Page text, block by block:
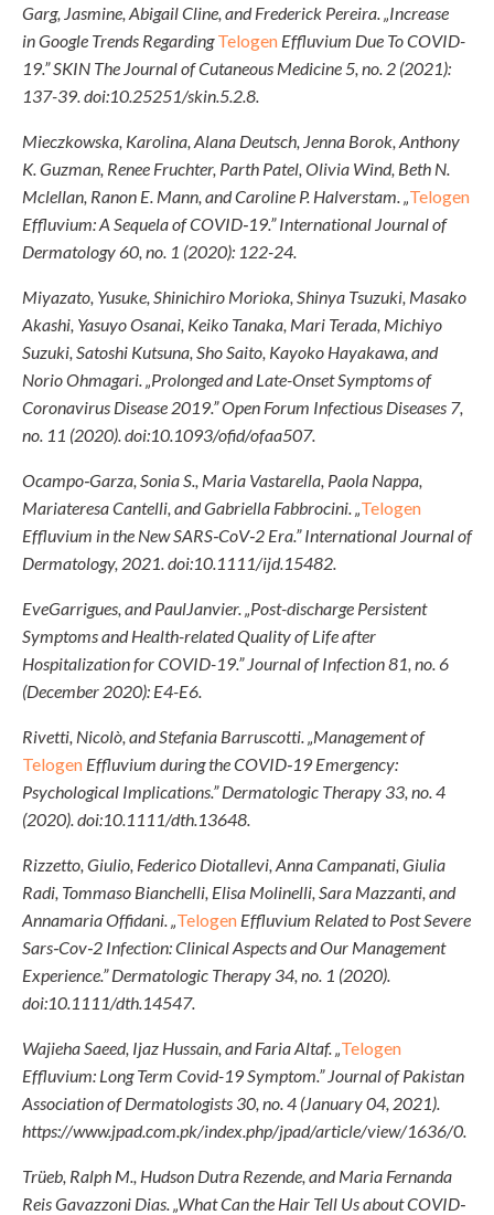
Garg, Jasmine, Abigail Cline, and Frederick Pereira. „Increase
in Google Trends RegardingTelogen Effluvium Due To COVID-
19.” SKIN The Journal of Cutaneous Medicine 5, no. 2 (2021):
137-39. doi:10.25251/skin.5.2.8.
Mieczkowska, Karolina, Alana Deutsch, Jenna Borok, Anthony
K. Guzman, Renee Fruchter, Parth Patel, Olivia Wind, Beth N.
Mclellan, Ranon E. Mann, and Caroline P. Halverstam. „ Telogen
Effluvium: A Sequela of COVID‐19.” International Journal of
Dermatology 60, no. 1 (2020): 122-24.
Miyazato, Yusuke, Shinichiro Morioka, Shinya Tsuzuki, Masako
Akashi, Yasuyo Osanai, Keiko Tanaka, Mari Terada, Michiyo
Suzuki, Satoshi Kutsuna, Sho Saito, Kayoko Hayakawa, and
Norio Ohmagari. „Prolonged and Late-Onset Symptoms of
Coronavirus Disease 2019.” Open Forum Infectious Diseases 7,
no. 11 (2020). doi:10.1093/ofid/ofaa507.
Ocampo‐Garza, Sonia S., Maria Vastarella, Paola Nappa,
Mariateresa Cantelli, and Gabriella Fabbrocini. „ Telogen
Effluvium in the New SARS‐CoV‐2 Era.” International Journal of
Dermatology, 2021. doi:10.1111/ijd.15482.
EveGarrigues, and PaulJanvier. „Post-discharge Persistent
Symptoms and Health-related Quality of Life after
Hospitalization for COVID-19.” Journal of Infection 81, no. 6
(December 2020): E4-E6.
Rivetti, Nicolò, and Stefania Barruscotti. „Management of
Telogen Effluvium during the COVID‐19 Emergency:
Psychological Implications.” Dermatologic Therapy 33, no. 4
(2020). doi:10.1111/dth.13648.
Rizzetto, Giulio, Federico Diotallevi, Anna Campanati, Giulia
Radi, Tommaso Bianchelli, Elisa Molinelli, Sara Mazzanti, and
Annamaria Offidani. „ Telogen Effluvium Related to Post Severe
Sars‐Cov‐2 Infection: Clinical Aspects and Our Management
Experience.” Dermatologic Therapy 34, no. 1 (2020).
doi:10.1111/dth.14547.
Wajieha Saeed, Ijaz Hussain, and Faria Altaf. „ Telogen
Effluvium: Long Term Covid-19 Symptom.” Journal of Pakistan
Association of Dermatologists 30, no. 4 (January 04, 2021).
https://www.jpad.com.pk/index.php/jpad/article/view/1636/0.
Trüeb, Ralph M., Hudson Dutra Rezende, and Maria Fernanda
Reis Gavazzoni Dias. „What Can the Hair Tell Us about COVID‐